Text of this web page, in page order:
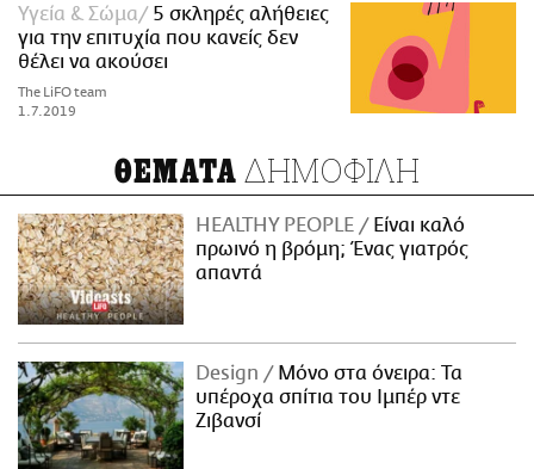
Υγεία & Σώμα
5 σκληρές αλήθειες
για την επιτυχία που κανείς δεν
θέλει να ακούσει
The LiFO team
1.7.2019
ΘΕΜΑΤΑ ΔΗΜΟΦΙΛΗ
HEALTHY PEOPLE
Είναι καλό
πρωινό η βρόμη; Ένας γιατρός
απαντά
Design
Μόνο στα όνειρα: Τα
υπέροχα σπίτια του Ιμπέρ ντε
Ζιβανσί